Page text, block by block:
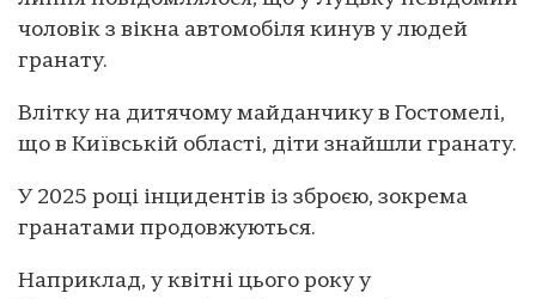
чоловік з вікна автомобіля кинув у людей
гранату.
Влітку на дитячому майданчику в Гостомелі,
що в Київській області, діти знайшли гранату.
У 2025 році інцидентів із зброєю, зокрема
гранатами продовжуються.
Наприклад, у квітні цього року у